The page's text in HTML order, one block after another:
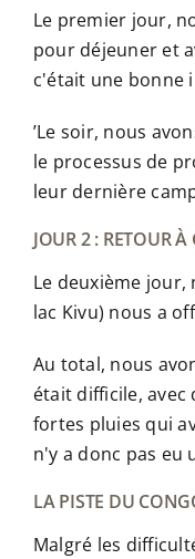
Le premier jour,
pour déjeuner et
c'était une bonne
’Le soir, nous
le processus de
leur dernière
JOUR 2 : RETOUR
Le deuxième jour,
lac Kivu) nous a
Au total, nous
était difficile, avec
fortes pluies qui
n'y a donc pas eu
LA PISTE DU
Malgré les